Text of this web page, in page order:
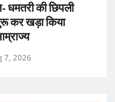
धमतरी की छिपली
कर खड़ा किया
7, 2026